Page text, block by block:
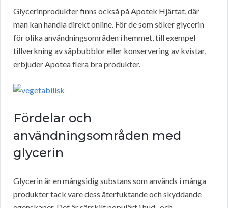
Glycerinprodukter finns också på Apotek Hjärtat, där
man kan handla direkt online. För de som söker glycerin
för olika användningsområden i hemmet, till exempel
tillverkning av såpbubblor eller konservering av kvistar,
erbjuder Apotea flera bra produkter.
Fördelar och
användningsområden med
glycerin
Glycerin är en mångsidig substans som används i många
produkter tack vare dess återfuktande och skyddande